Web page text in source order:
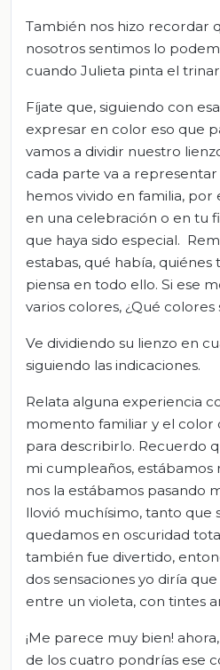
También nos hizo recordar
nosotros sentimos lo
cuando Julieta pinta el
Fíjate que, siguiendo con
expresar en color eso que
vamos a dividir nuestro
cada parte va a
hemos vivido en familia,
en una celebración o en tu
que haya sido especial.
estabas, qué había,
piensa en todo ello. Si ese
varios colores, ¿Qué colores
Ve dividiendo su lienzo en
siguiendo las indicaciones.
Relata alguna experiencia
momento familiar y el color
para describirlo. Recuerdo
mi cumpleaños, estábamos
nos la estábamos pasando
llovió muchísimo, tanto que
quedamos en oscuridad
también fue divertido,
dos sensaciones yo diría
entre un violeta, con tintes
¡Me parece muy bien!
de los cuatro pondrías ese